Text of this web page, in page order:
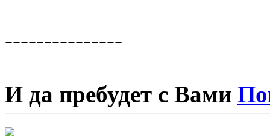
---------------
И да пребудет с Вами